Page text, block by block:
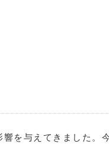
を与えてきました。